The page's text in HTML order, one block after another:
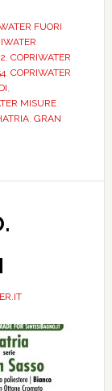
FUORI
, COPRIWATER
, COPRIWATER
,
MISURE
, GRAN